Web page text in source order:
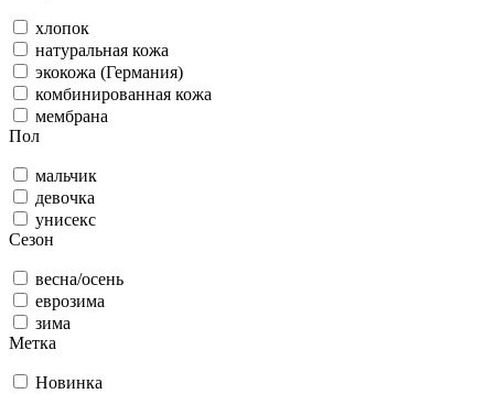
хлопок
натуральная кожа
экокожа (Германия)
комбинированная кожа
мембрана
Пол
мальчик
девочка
унисекс
Сезон
весна/осень
еврозима
зима
Метка
Новинка